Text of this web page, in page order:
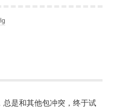
是和其他包冲突，终于试